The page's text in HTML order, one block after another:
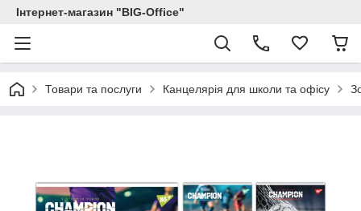
Інтернет-магазин "BIG-Office"
Товари та послуги Канцелярія для школи та офісу